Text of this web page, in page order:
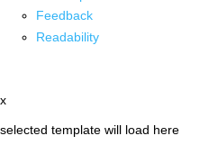
Feedback
Readability
x
selected template will load here